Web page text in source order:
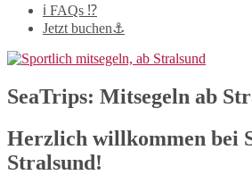
ℹ️ FAQs ⁉️
Jetzt buchen⚓️
SeaTrips: Mitsegeln ab
Herzlich willkommen bei
Stralsund!